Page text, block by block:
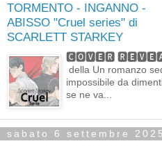
TORMENTO - INGANNO -
ABISSO "Cruel series" di
SCARLETT STARKEY
🅲🅾🆅🅴🆁 🆁🅴🆅🅴🅰🅻
della Un romanzo
impossibile da
se ne va...
sabato 6 settembre 2025